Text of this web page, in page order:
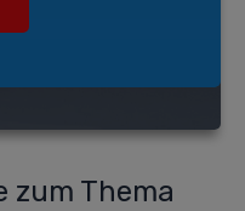
zum Thema